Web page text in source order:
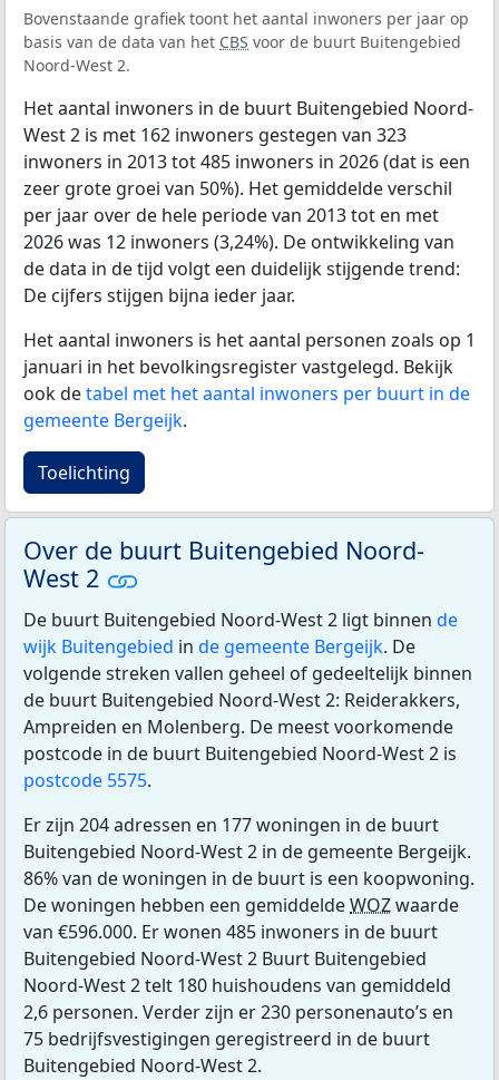
Bovenstaande grafiek toont het aantal inwoners per jaar op
basis van de data van het CBS voor de buurt Buitengebied
Noord-West 2.
Het aantal inwoners in de buurt Buitengebied Noord-
West 2 is met 162 inwoners gestegen van 323
inwoners in 2013 tot 485 inwoners in 2026 (dat is een
zeer grote groei van 50%). Het gemiddelde verschil
per jaar over de hele periode van 2013 tot en met
2026 was 12 inwoners (3,24%). De ontwikkeling van
de data in de tijd volgt een duidelijk stijgende trend:
De cijfers stijgen bijna ieder jaar.
Het aantal inwoners is het aantal personen zoals op 1
januari in het bevolkingsregister vastgelegd. Bekijk
ook detabel met het aantal inwoners per buurt in de
gemeente Bergeijk.
Toelichting
Over de buurt Buitengebied Noord-
West 2
De buurt Buitengebied Noord-West 2 ligt binnen de
wijk Buitengebied in de gemeente Bergeijk. De
volgende streken vallen geheel of gedeeltelijk binnen
de buurt Buitengebied Noord-West 2: Reiderakkers,
Ampreiden en Molenberg. De meest voorkomende
postcode in de buurt Buitengebied Noord-West 2 is
postcode 5575.
Er zijn 204 adressen en 177 woningen in de buurt
Buitengebied Noord-West 2 in de gemeente Bergeijk.
86% van de woningen in de buurt is een koopwoning.
De woningen hebben een gemiddeldeWOZwaarde
van €596.000. Er wonen 485 inwoners in de buurt
Buitengebied Noord-West 2 Buurt Buitengebied
Noord-West 2 telt 180 huishoudens van gemiddeld
2,6 personen. Verder zijn er 230 personenauto’s en
75 bedrijfsvestigingen geregistreerd in de buurt
Buitengebied Noord-West 2.